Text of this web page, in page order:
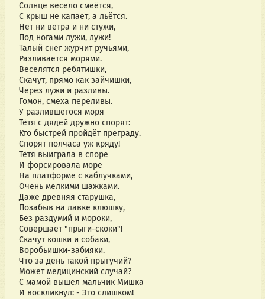
Солнце весело смеётся,
С крыш не капает, а льётся.
Нет ни ветра и ни стужи,
Под ногами лужи, лужи!
Талый снег журчит ручьями,
Разливается морями.
Веселятся ребятишки,
Скачут, прямо как зайчишки,
Через лужи и разливы.
Гомон, смеха переливы.
Тётя с дядей дружно спорят:
Кто быстрей пройдёт преграду.
Спорят полчаса уж кряду!
На платформе с каблучками,
Очень мелкими шажками.
Даже древняя старушка,
Позабыв на лавке клюшку,
Без раздумий и мороки,
Совершает "прыги-скоки"!
Скачут кошки и собаки,
Воробьишки-забияки.
Что за день такой прыгучий?
Может медицинский случай?
И воскликнул: - Это слишком!